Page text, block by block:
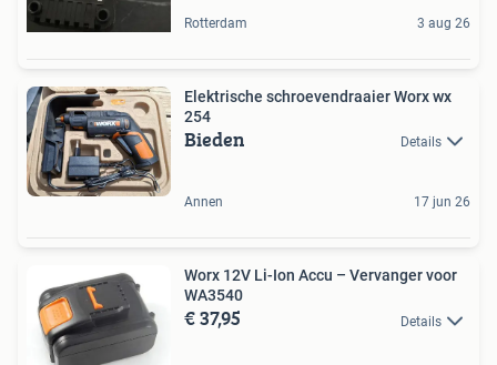
Rotterdam 3 aug 26
Elektrische schroevendraaier Worx wx
254
Bieden Details
Annen 17 jun 26
Worx 12V Li-Ion Accu – Vervanger voor
WA3540
€ 37,95 Details